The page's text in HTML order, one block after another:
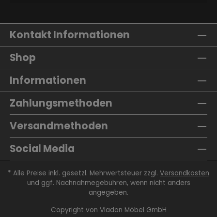
Kontakt Informationen
Shop
Informationen
Zahlungsmethoden
Versandmethoden
Social Media
* Alle Preise inkl. gesetzl. Mehrwertsteuer zzgl. Versandkosten
und ggf. Nachnahmegebühren, wenn nicht anders
angegeben.
Copyright von Vladon Möbel GmbH